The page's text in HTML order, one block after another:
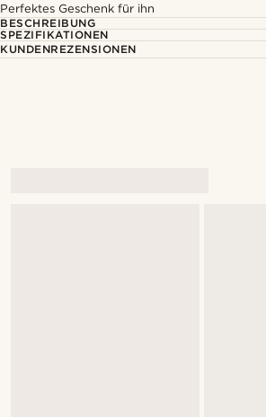
Perfektes Geschenk für ihn
BESCHREIBUNG
SPEZIFIKATIONEN
KUNDENREZENSIONEN